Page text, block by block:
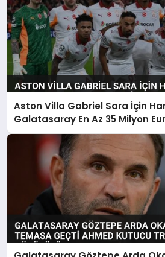
Aston Villa Gabriel Sara İçin
Galatasaray En Az 35 Milyon